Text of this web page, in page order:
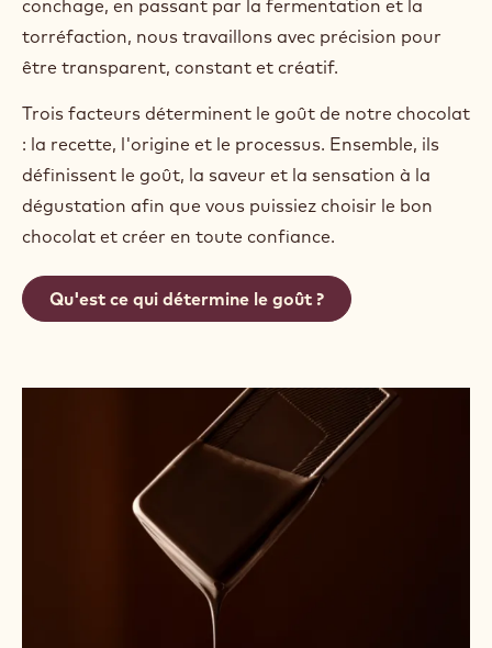
conchage, en passant par la fermentation et la
torréfaction, nous travaillons avec précision pour
être transparent, constant et créatif.
Trois facteurs déterminent le goût de notre chocolat
: la recette, l'origine et le processus. Ensemble, ils
définissent le goût, la saveur et la sensation à la
dégustation afin que vous puissiez choisir le bon
chocolat et créer en toute confiance.
Qu'est ce qui détermine le goût ?